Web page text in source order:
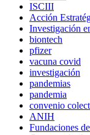
ISCIII
Acción
Investigación
biontech
pfizer
vacuna covid
investigación
pandemias
pandemia
convenio
ANIH
Fundaciones